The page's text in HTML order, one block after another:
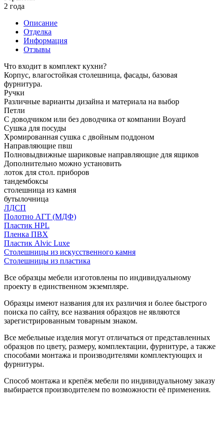
2 года
Описание
Отделка
Информация
Отзывы
Что входит в комплект кухни?
Корпус, влагостойкая столешница, фасады, базовая
фурнитура.
Ручки
Различные варианты дизайна и материала на выбор
Петли
С доводчиком или без доводчика от компании Boyard
Сушка для посуды
Хромированная сушка с двойным поддоном
Направляющие пвш
Полновыдвижные шариковые направляющие для ящиков
Дополнительно можно установить
лоток для стол. приборов
тандембоксы
столешница из камня
бутылочница
ЛДСП
Полотно АГТ (МДФ)
Пластик HPL
Пленка ПВХ
Пластик Alvic Luxe
Столешницы из искусственного камня
Столешницы из пластика
Все образцы мебели изготовлены по индивидуальному
проекту в единственном экземпляре.
Образцы имеют названия для их различия и более быстрого
поиска по сайту, все названия образцов не являются
зарегистрированным товарным знаком.
Все мебельные изделия могут отличаться от представленных
образцов по цвету, размеру, комплектации, фурнитуре, а также
способами монтажа и производителями комплектующих и
фурнитуры.
Способ монтажа и крепёж мебели по индивидуальному заказу
выбирается производителем по возможности её применения.